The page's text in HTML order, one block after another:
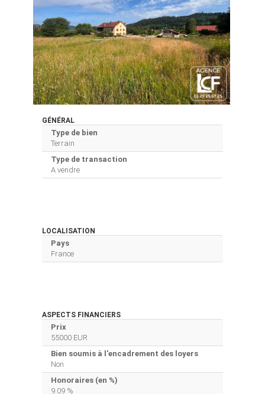
GÉNÉRAL
Type de bien
Terrain
Type de transaction
A vendre
LOCALISATION
Pays
France
ASPECTS FINANCIERS
Prix
55000 EUR
Bien soumis à l'encadrement des loyers
Non
Honoraires (en %)
9.09 %